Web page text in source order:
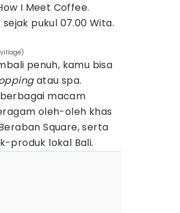
I Meet Coffee.
pukul 07.00 Wita.
penuh, kamu bisa
atau spa.
macam
oleh-oleh khas
Square, serta
produk lokal Bali.